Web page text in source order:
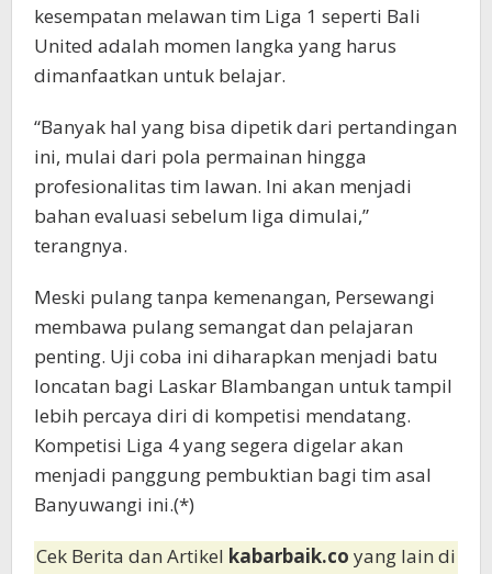
kesempatan melawan tim Liga 1 seperti Bali
United adalah momen langka yang harus
dimanfaatkan untuk belajar.
“Banyak hal yang bisa dipetik dari pertandingan
ini, mulai dari pola permainan hingga
profesionalitas tim lawan. Ini akan menjadi
bahan evaluasi sebelum liga dimulai,”
terangnya.
Meski pulang tanpa kemenangan, Persewangi
membawa pulang semangat dan pelajaran
penting. Uji coba ini diharapkan menjadi batu
loncatan bagi Laskar Blambangan untuk tampil
lebih percaya diri di kompetisi mendatang.
Kompetisi Liga 4 yang segera digelar akan
menjadi panggung pembuktian bagi tim asal
Banyuwangi ini.(*)
Cek Berita dan Artikel kabarbaik.co yang lain di